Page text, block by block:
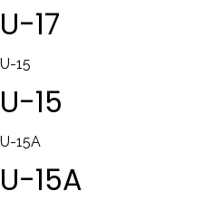
U-17
U-15
U-15
U-15A
U-15A